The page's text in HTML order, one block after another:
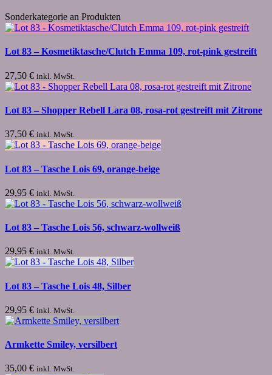
Sonderkategorie an Produkten
Lot 83 – Kosmetiktasche/Clutch Emma 109, rot-pink gestreift
27,50 € inkl. MwSt.
Lot 83 – Shopper Rebell Lara 08, rosa-rot gestreift mit Zitrone
37,50 € inkl. MwSt.
Lot 83 – Tasche Lois 69, orange-beige
29,95 € inkl. MwSt.
Lot 83 – Tasche Lois 56, schwarz-wollweiß
29,95 € inkl. MwSt.
Lot 83 – Tasche Lois 48, Silber
29,95 € inkl. MwSt.
Armkette Smiley, versilbert
35,00 € inkl. MwSt.